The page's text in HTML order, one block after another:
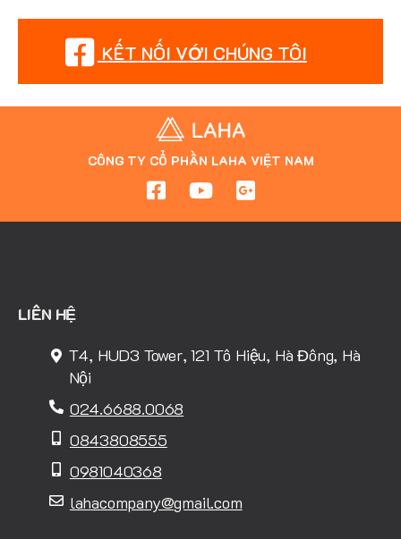
KẾT NỐI VỚI CHÚNG TÔI
CÔNG TY CỔ PHẦN LAHA VIỆT NAM
LIÊN HỆ
T4, HUD3 Tower, 121 Tô Hiệu, Hà Đông, Hà
Nội
024.6688.0068
0843808555
0981040368
lahacompany@gmail.com